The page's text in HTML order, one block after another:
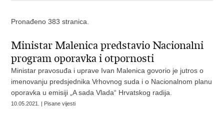
Pronađeno 383 stranica.
Ministar Malenica predstavio Nacionalni
program oporavka i otpornosti
Ministar pravosuđa i uprave Ivan Malenica govorio je jutros o
imenovanju predsjednika Vrhovnog suda i o Nacionalnom planu
oporavka u emisiji „A sada Vlada“ Hrvatskog radija.
10.05.2021. | Pisane vijesti